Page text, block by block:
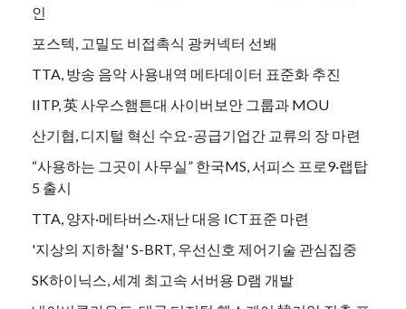
인
포스텍, 고밀도 비접촉식 광커넥터 선봬
TTA, 방송 음악 사용내역 메타데이터 표준화 추진
IITP, 英 사우스햄튼대 사이버보안 그룹과 MOU
산기협, 디지털 혁신 수요-공급기업간 교류의 장 마련
“사용하는 그곳이 사무실” 한국MS, 서피스 프로9·랩탑
5 출시
TTA, 양자·메타버스·재난 대응 ICT표준 마련
'지상의 지하철' S-BRT, 우선신호 제어기술 관심집중
SK하이닉스, 세계 최고속 서버용 D램 개발